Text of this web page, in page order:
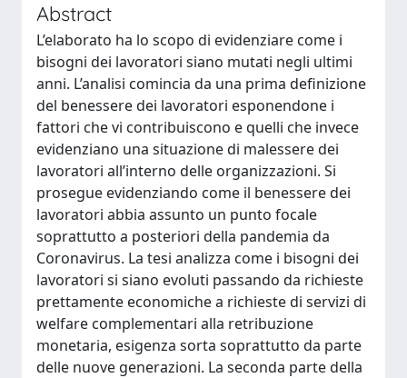
Abstract
L’elaborato ha lo scopo di evidenziare come i
bisogni dei lavoratori siano mutati negli ultimi
anni. L’analisi comincia da una prima definizione
del benessere dei lavoratori esponendone i
fattori che vi contribuiscono e quelli che invece
evidenziano una situazione di malessere dei
lavoratori all’interno delle organizzazioni. Si
prosegue evidenziando come il benessere dei
lavoratori abbia assunto un punto focale
soprattutto a posteriori della pandemia da
Coronavirus. La tesi analizza come i bisogni dei
lavoratori si siano evoluti passando da richieste
prettamente economiche a richieste di servizi di
welfare complementari alla retribuzione
monetaria, esigenza sorta soprattutto da parte
delle nuove generazioni. La seconda parte della